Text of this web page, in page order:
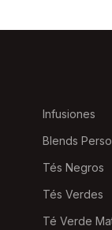
Infusiones
Blends
Tés Negros
Tés Verdes
Té Verde